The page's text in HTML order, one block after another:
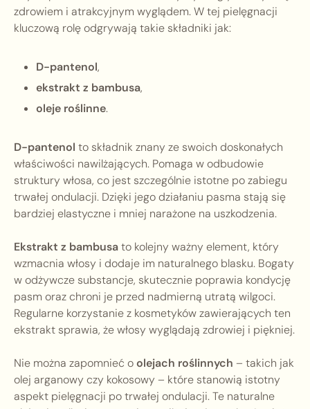
zdrowiem i atrakcyjnym wyglądem. W tej pielęgnacji
kluczową rolę odgrywają takie składniki jak:
D-pantenol,
ekstrakt z bambusa,
oleje roślinne.
D-pantenol to składnik znany ze swoich doskonałych
właściwości nawilżających. Pomaga w odbudowie
struktury włosa, co jest szczególnie istotne po zabiegu
trwałej ondulacji. Dzięki jego działaniu pasma stają się
bardziej elastyczne i mniej narażone na uszkodzenia.
Ekstrakt z bambusato kolejny ważny element, który
wzmacnia włosy i dodaje im naturalnego blasku. Bogaty
w odżywcze substancje, skutecznie poprawia kondycję
pasm oraz chroni je przed nadmierną utratą wilgoci.
Regularne korzystanie z kosmetyków zawierających ten
ekstrakt sprawia, że włosy wyglądają zdrowiej i piękniej.
Nie można zapomnieć oolejach roślinnych – takich jak
olej arganowy czy kokosowy – które stanowią istotny
aspekt pielęgnacji po trwałej ondulacji. Te naturalne